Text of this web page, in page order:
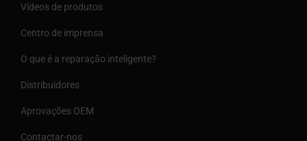
Vídeos de produtos
Centro de imprensa
O que é a reparação inteligente?
Distribuidores
Aprovações OEM
Contactar-nos